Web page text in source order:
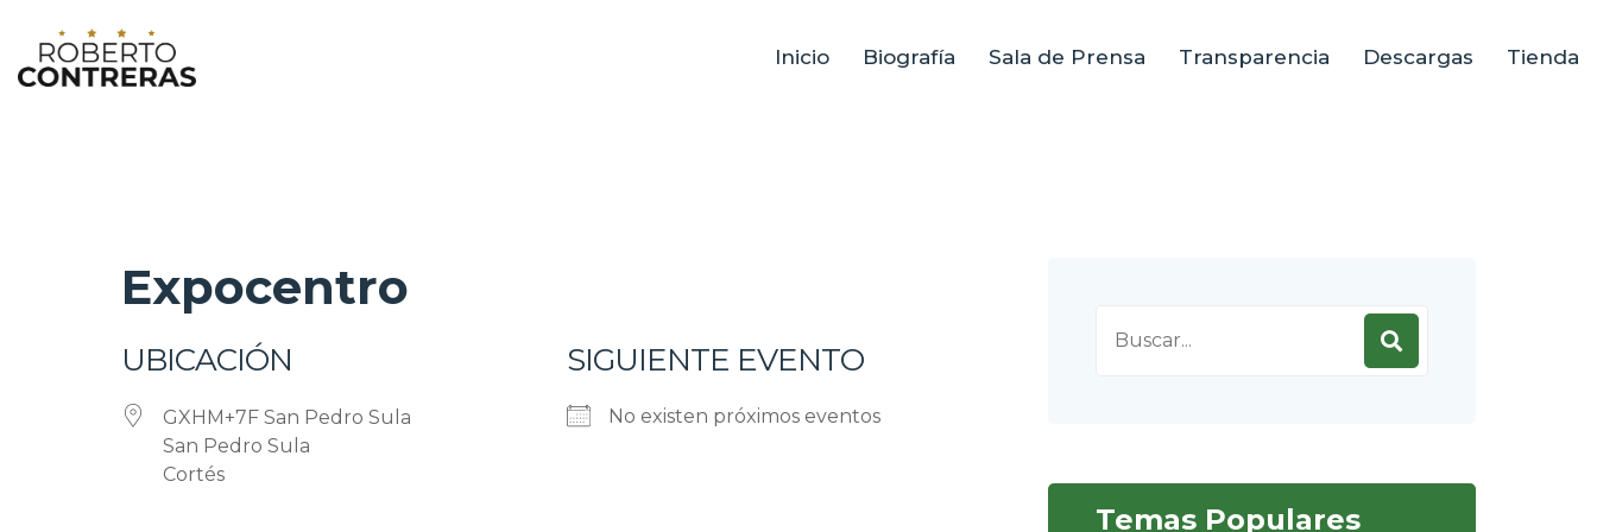
Inicio Biografía Sala de Prensa Transparencia Descargas Tienda
Expocentro
UBICACIÓN
GXHM+7F San Pedro Sula
San Pedro Sula
Cortés
SIGUIENTE EVENTO
No existen próximos eventos
for:
Temas Populares